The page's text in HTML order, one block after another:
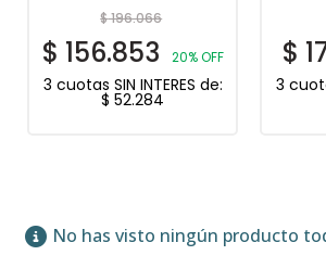
$196.066
$ 156.853 20% OFF
3 cuotas SIN INTERES de:
$ 52.284
$
3
No has visto ningún producto